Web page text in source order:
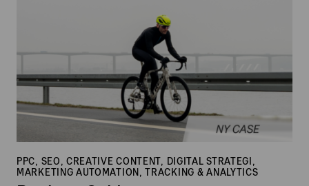
PPC, SEO, CREATIVE CONTENT, DIGITAL STRATEGI,
MARKETING AUTOMATION, TRACKING & ANALYTICS